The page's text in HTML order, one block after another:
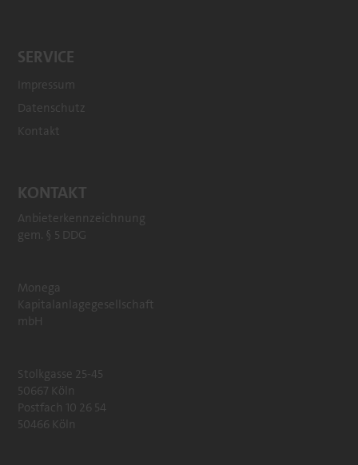
SERVICE
Impressum
Datenschutz
Kontakt
KONTAKT
Anbieterkennzeichnung
gem. § 5 DDG
Monega
Kapitalanlagegesellschaft
mbH
Stolkgasse 25-45
50667 Köln
Postfach 10 26 54
50466 Köln